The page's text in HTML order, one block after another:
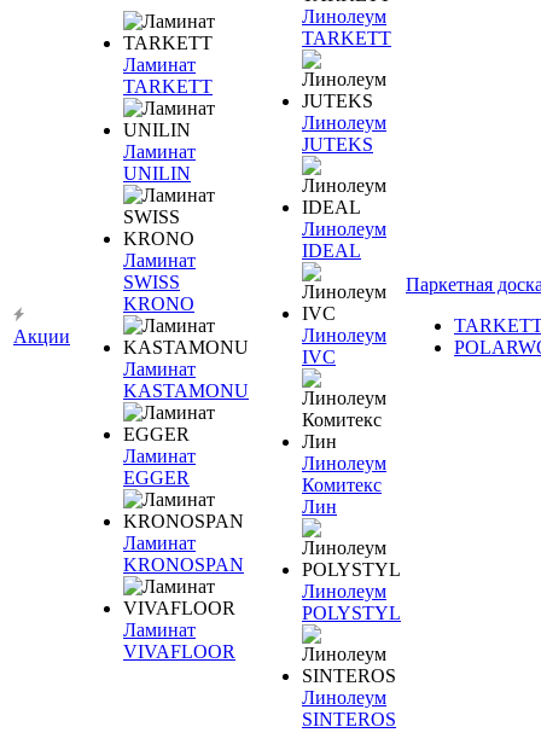
Акции
Ламинат
TARKETT
Ламинат
UNILIN
Ламинат
SWISS
KRONO
Ламинат
KASTAMONU
Ламинат
EGGER
Ламинат
KRONOSPAN
Ламинат
VIVAFLOOR
Линолеум
TARKETT
Линолеум
JUTEKS
Линолеум
IDEAL
Линолеум
IVC
Линолеум
Комитекс
Лин
Линолеум
POLYSTYL
Линолеум
SINTEROS
Паркетная